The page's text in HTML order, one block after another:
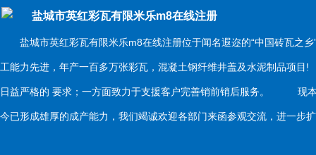
盐城市英红彩瓦有限米乐m8在线注册
盐城市英红彩瓦有限米乐m8在线注册位于闻名遐迩的“中国砖瓦之乡
工能力先进，年产一百多万张彩瓦，混凝土钢纤维井盖及水泥制品项
日益严格的 要求；一方面致力于支援客户完善销前销后服务。 现本
今已形成雄厚的成产能力，我们竭诚欢迎各部门来函参观交流，进一